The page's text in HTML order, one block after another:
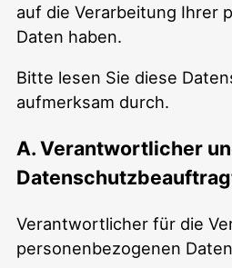
auf die Verarbeitung Ihrer
Daten haben.
Bitte lesen Sie diese
aufmerksam durch.
A. Verantwortlicher
Verantwortlicher für die
personenbezogenen